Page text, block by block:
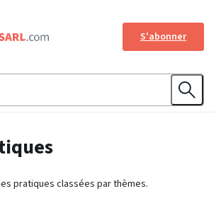
S'abonner
pratiques classées par thèmes.